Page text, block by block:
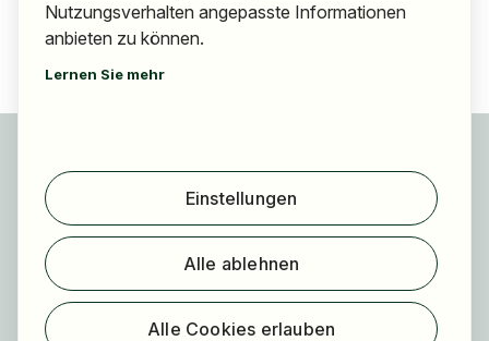
Jobs finden
Arbeitgeber finden
Registrierung
Für Arbeitgeber
Nutzungsverhalten angepasste Informationen
anbieten zu können.
Lernen Sie mehr
Einstellungen
Alle ablehnen
Alle Cookies erlauben